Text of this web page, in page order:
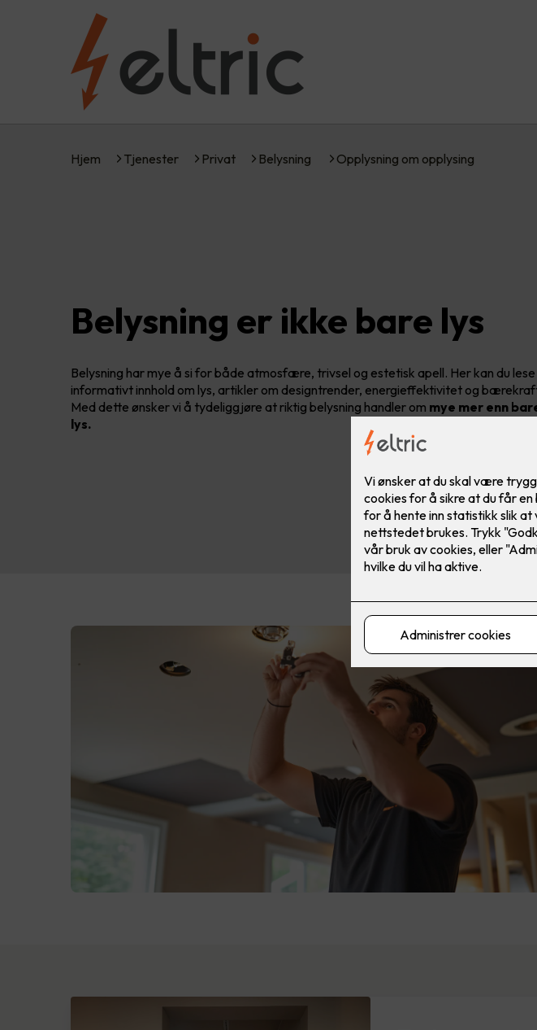
Hjem Tjenester Privat Belysning Opplysning om opplysing
Belysning er ikke bare lys
Belysning har mye å si for både atmosfære, trivsel og estetisk apell. Her kan du lese
informativt innhold om lys, artikler om designtrender, energieffektivitet og
Med dette ønsker vi å tydeliggjøre at riktig belysning handler om mye mer enn
lys.